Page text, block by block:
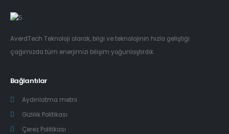
AverdTech Teknoloji olarak, bilgi ve teknolojinin hızla geliştiği
çağımızda tüm enerjimizi bilişim yoğunlaştırdık.
Bağlantılar
Aydınlatma metni
Gizlilik Politikası
Çerez Politikası